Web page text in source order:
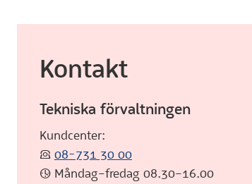
Kontakt
Tekniska förvaltningen
Kundcenter:
:telefon: 08-731 30 00
:klocka: Måndag–fredag 08.30–16.00